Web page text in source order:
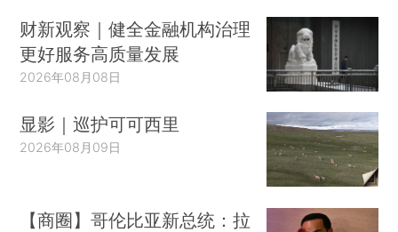
财新观察｜健全金融机构治理
更好服务高质量发展
2026年08月08日
显影｜巡护可可西里
2026年08月09日
【商圈】哥伦比亚新总统：拉